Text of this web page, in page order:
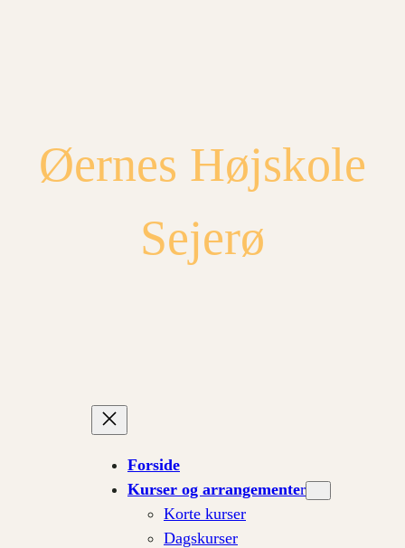
Øernes Højskole
Sejerø
Forside
Kurser og arrangementer
Korte kurser
Dagskurser